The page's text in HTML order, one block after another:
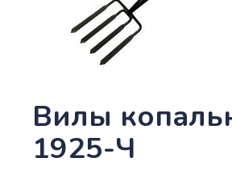
Вилы
1925-Ч